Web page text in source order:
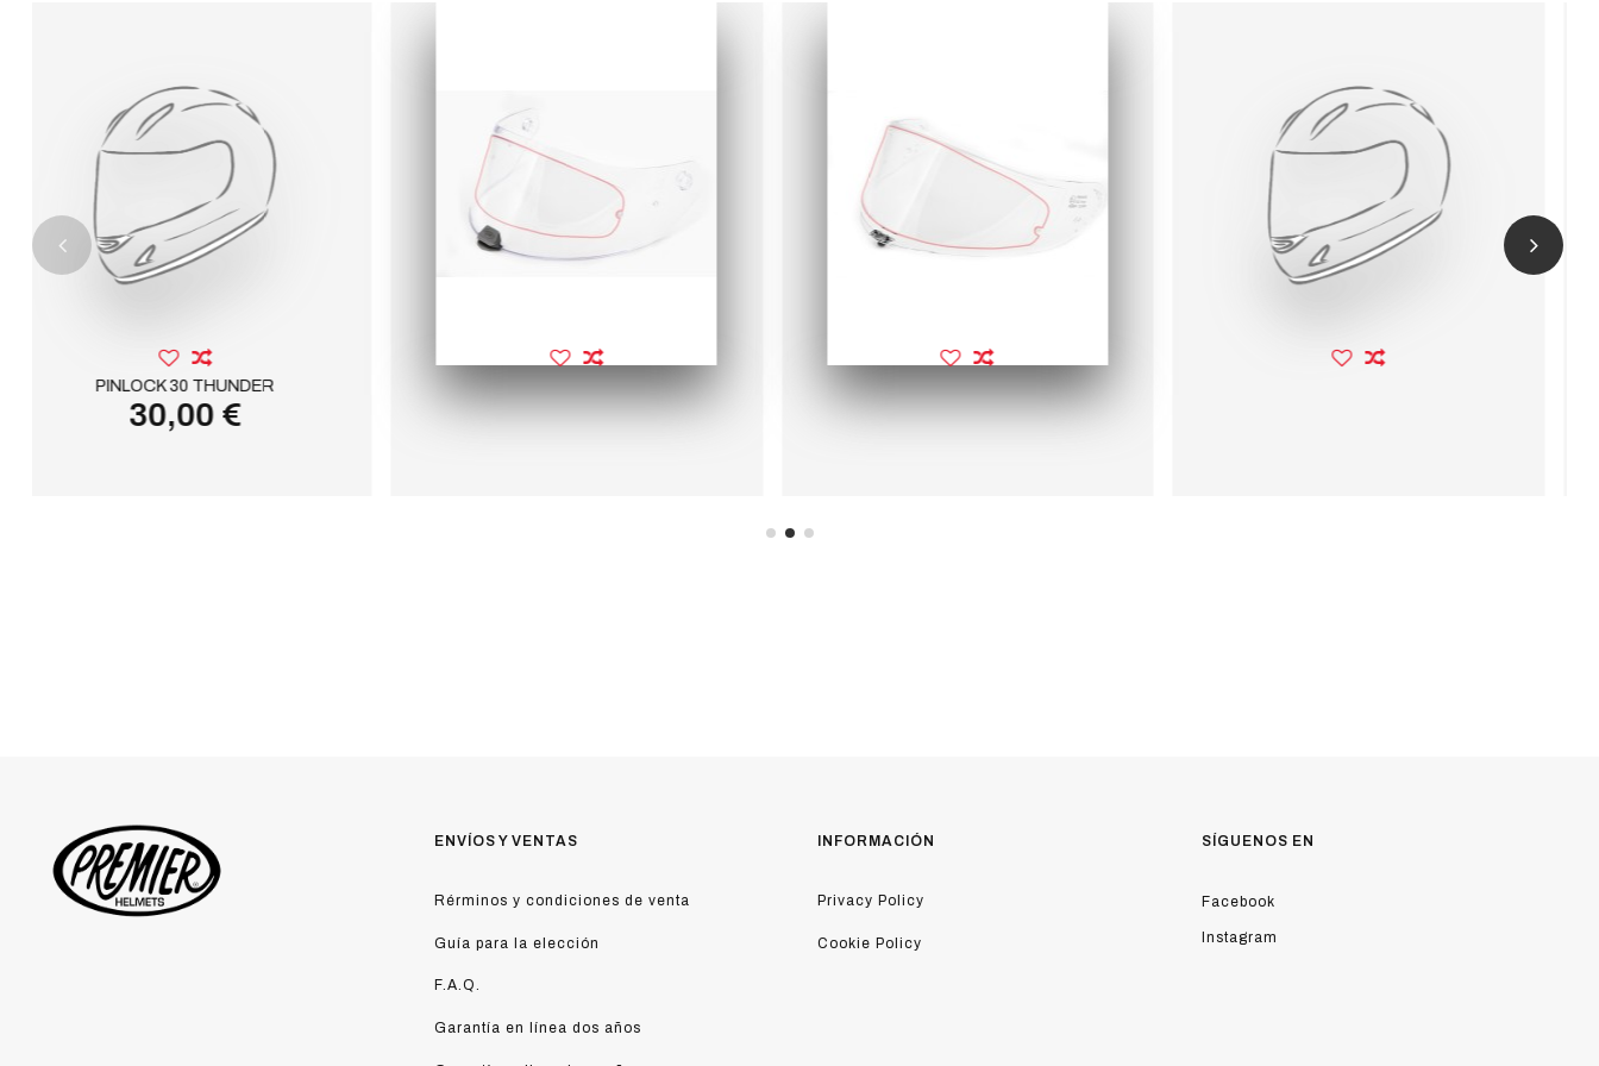
ENVÍOS Y VENTAS
Rérminos y condiciones de venta
Guía para la elección
F.A.Q.
Garantía en línea dos años
INFORMACIÓN
Privacy Policy
Cookie Policy
SÍGUENOS EN
Facebook
Instagram